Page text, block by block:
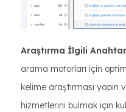
Araştırma İlgili
arama motorları için
kelime araştırması
hizmetlerini bulmak için